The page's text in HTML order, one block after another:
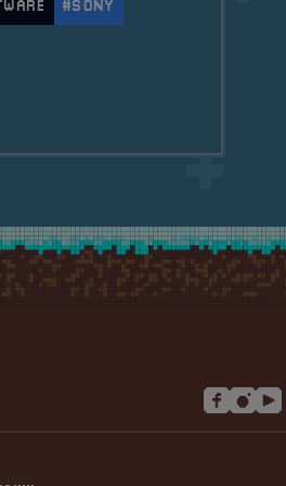
#SONY
King&#8217;s Field